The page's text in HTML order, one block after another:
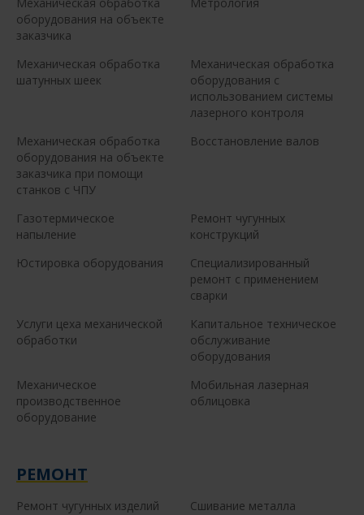
оборудования на объекте
заказчика
Механическая обработка
шатунных шеек
Механическая обработка
оборудования с
использованием системы
лазерного контроля
Механическая обработка
оборудования на объекте
заказчика при помощи
станков с ЧПУ
Восстановление валов
Газотермическое
напыление
Ремонт чугунных
конструкций
Юстировка оборудования
Специализированный
ремонт с применением
сварки
Услуги цеха механической
обработки
Капитальное техническое
обслуживание
оборудования
Механическое
производственное
оборудование
Мобильная лазерная
облицовка
РЕМОНТ
Ремонт чугунных изделий
Сшивание металла